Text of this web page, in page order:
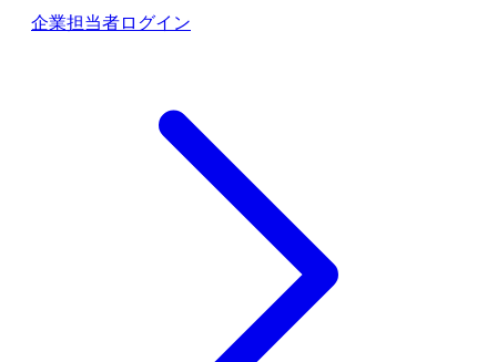
企業担当者ログイン